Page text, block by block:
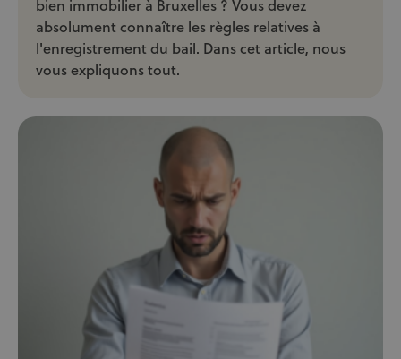
bien immobilier à Bruxelles ? Vous devez
absolument connaître les règles relatives à
l'enregistrement du bail. Dans cet article, nous
vous expliquons tout.